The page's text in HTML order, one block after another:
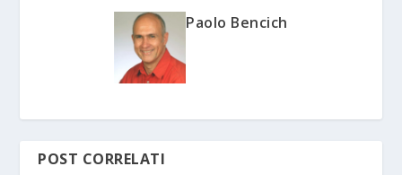
Paolo Bencich
POST CORRELATI